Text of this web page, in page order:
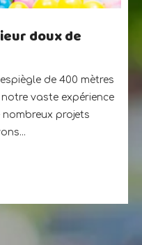
doux de
de 400 mètres
vaste expérience
nombreux projets